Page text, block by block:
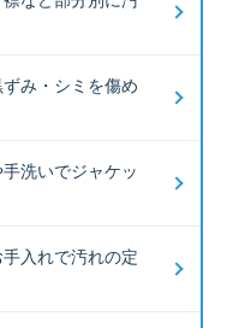
み・シミを傷め
洗いでジャケッ
入れで汚れの定